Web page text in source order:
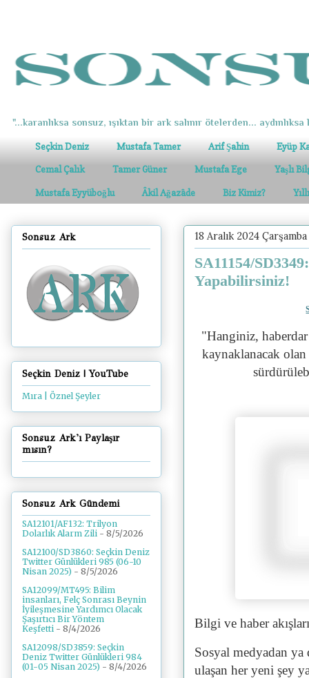
"...karanlıksa sonsuz, ışıktan bir ark salınır ötelerden... aydınlıksa
Seçkin Deniz Mustafa Tamer Arif Şahin Eyüp
Cemal Çalık Tamer Güner Mustafa Ege Yaşlı
Mustafa Eyyüboğlu Âkil Ağazâde Biz Kimiz?
18 Aralık 2024 Çarşamba
SA11154/
Yapabilirsiniz!
"Hanginiz,
kaynaklanacak
Bilgi ve haber
Sosyal medyadan
ulaşan her yeni şey
Sonsuz Ark
Seçkin Deniz | YouTube
Mıra | Öznel Şeyler
Sonsuz Ark'ı Paylaşır
mısın?
Sonsuz Ark Gündemi
SA12101/AF132: Trilyon
Dolarlık Alarm Zili - 8/5/2026
SA12100/SD3860: Seçkin Deniz
Twitter Günlükleri 985 (06-10
Nisan 2025) - 8/5/2026
SA12099/MT495: Bilim
insanları, Felç Sonrası Beynin
İyileşmesine Yardımcı Olacak
Şaşırtıcı Bir Yöntem
Keşfetti - 8/4/2026
SA12098/SD3859: Seçkin
Deniz Twitter Günlükleri 984
(01-05 Nisan 2025) - 8/4/2026